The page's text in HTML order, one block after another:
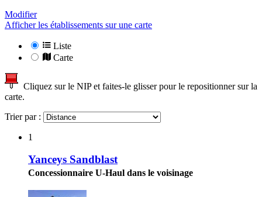
Modifier
Afficher les établissements sur une carte
Liste
Carte
Cliquez sur le NIP et faites-le glisser pour le repositionner sur la
carte.
Trier par :
1
Yanceys Sandblast
Concessionnaire U-Haul dans le voisinage